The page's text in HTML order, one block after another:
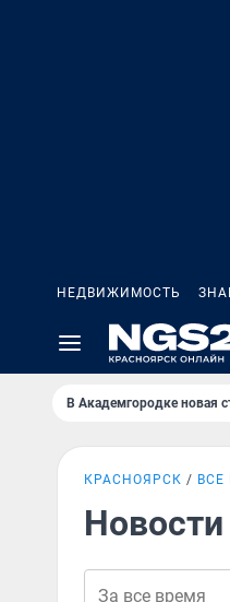
НЕДВИЖИМОСТЬ
В Академгородке новая
КРАСНОЯРСК ВСЕ